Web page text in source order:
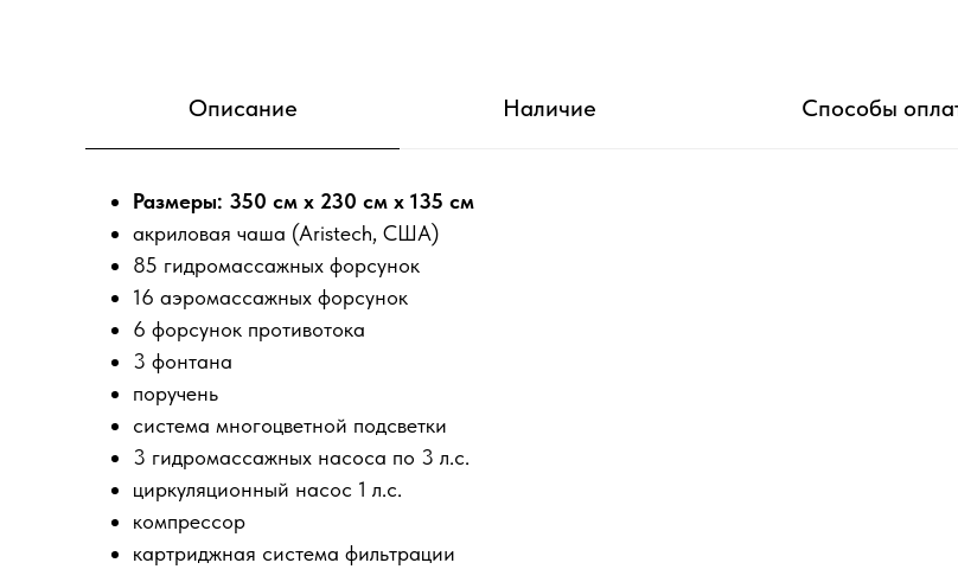
Описание Наличие Способы
Размеры: 350 см x 230 см x 135 см
акриловая чаша (Aristech, США)
85 гидромассажных форсунок
16 аэромассажных форсунок
6 форсунок противотока
3 фонтана
поручень
система многоцветной подсветки
3 гидромассажных насоса по 3 л.с.
циркуляционный насос 1 л.с.
компрессор
картриджная система фильтрации